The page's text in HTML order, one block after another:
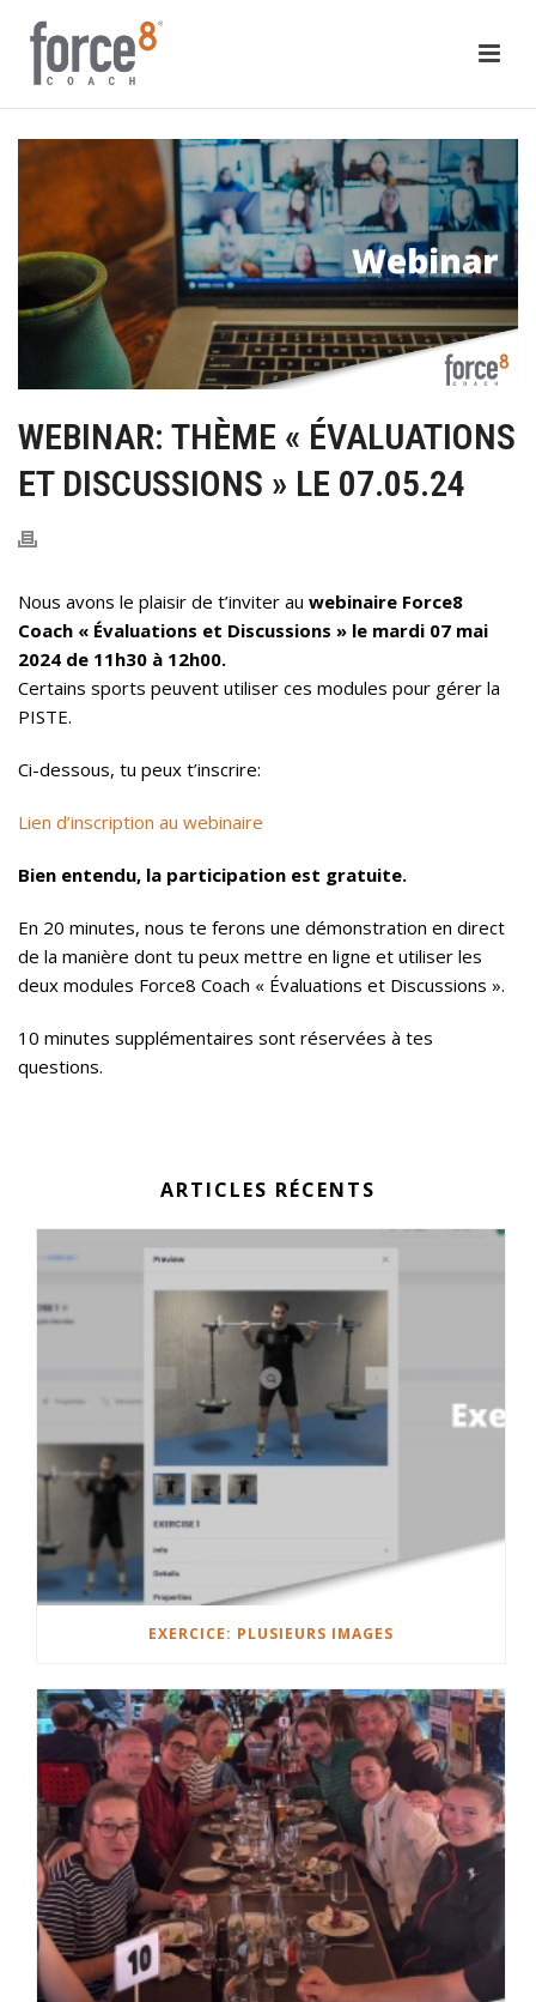
WEBINAR: THÈME « ÉVALUATIONS
ET DISCUSSIONS » LE 07.05.24
Nous avons le plaisir de t’inviter au webinaire Force8
Coach « Évaluations et Discussions » le mardi 07 mai
2024 de 11h30 à 12h00.
Certains sports peuvent utiliser ces modules pour gérer la
PISTE.
Ci-dessous, tu peux t’inscrire:
Lien d’inscription au webinaire
Bien entendu, la participation est gratuite.
En 20 minutes, nous te ferons une démonstration en direct
de la manière dont tu peux mettre en ligne et utiliser les
deux modules Force8 Coach « Évaluations et Discussions ».
10 minutes supplémentaires sont réservées à tes
questions.
ARTICLES RÉCENTS
EXERCICE: PLUSIEURS IMAGES